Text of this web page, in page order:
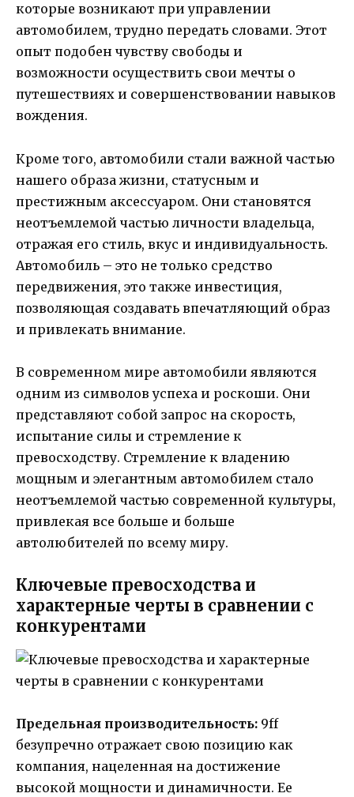
которые возникают при управлении
автомобилем, трудно передать словами. Этот
опыт подобен чувству свободы и
возможности осуществить свои мечты о
путешествиях и совершенствовании навыков
вождения.
Кроме того, автомобили стали важной частью
нашего образа жизни, статусным и
престижным аксессуаром. Они становятся
неотъемлемой частью личности владельца,
отражая его стиль, вкус и индивидуальность.
Автомобиль – это не только средство
передвижения, это также инвестиция,
позволяющая создавать впечатляющий образ
и привлекать внимание.
В современном мире автомобили являются
одним из символов успеха и роскоши. Они
представляют собой запрос на скорость,
испытание силы и стремление к
превосходству. Стремление к владению
мощным и элегантным автомобилем стало
неотъемлемой частью современной культуры,
привлекая все больше и больше
автолюбителей по всему миру.
Ключевые превосходства и
характерные черты в сравнении с
конкурентами
Предельная производительность: 9ff
безупречно отражает свою позицию как
компания, нацеленная на достижение
высокой мощности и динамичности. Ее